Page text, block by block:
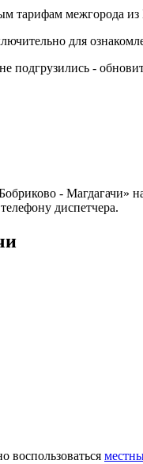
тарифам межгорода
для
подгрузились -
- Магдагачи»
диспетчера.
воспользоваться